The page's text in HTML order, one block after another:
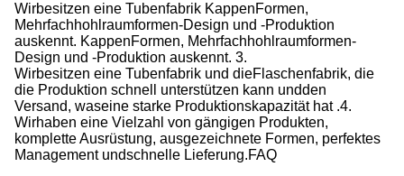
Wirbesitzen eine Tubenfabrik KappenFormen,
Mehrfachhohlraumformen-Design und -Produktion
auskennt. KappenFormen, Mehrfachhohlraumformen-
Design und -Produktion auskennt. 3.
Wirbesitzen eine Tubenfabrik und dieFlaschenfabrik, die
die Produktion schnell unterstützen kann undden
Versand, waseine starke Produktionskapazität hat .4.
Wirhaben eine Vielzahl von gängigen Produkten,
komplette Ausrüstung, ausgezeichnete Formen, perfektes
Management undschnelle Lieferung.FAQ